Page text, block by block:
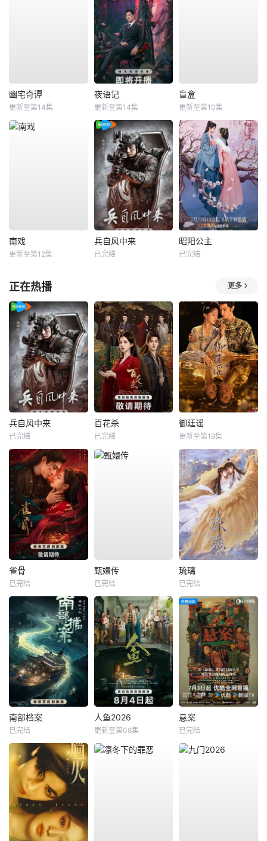
幽宅奇谭
更新至第14集
夜语记
更新至第14集
盲盒
更新至第10集
南戏
更新至第12集
兵自风中来
已完结
昭阳公主
已完结
正在热播 更多
兵自风中来
已完结
百花杀
已完结
御廷谣
更新至第19集
雀骨
已完结
甄嬛传
已完结
琉璃
已完结
南部档案
已完结
人鱼2026
更新至第08集
悬案
已完结